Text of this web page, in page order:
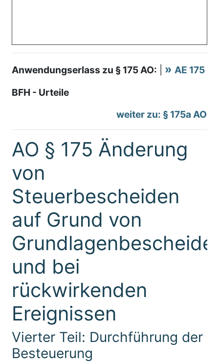
Anwendungserlass zu § 175 AO:
AE 175
BFH - Urteile
weiter zu: § 175a AO
AO § 175 Änderung
von
Steuerbescheiden
auf Grund von
und bei
rückwirkenden
Ereignissen
Vierter Teil: Durchführung der
Besteuerung